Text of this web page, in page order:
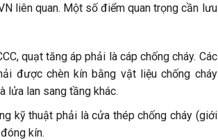
liên quan. Một số điểm quan trọng cần lưu
quạt tăng áp phải là cáp chống cháy. Các
được chèn kín bằng vật liệu chống cháy
lửa lan sang tầng khác.
kỹ thuật phải là cửa thép chống cháy (giới
kín.